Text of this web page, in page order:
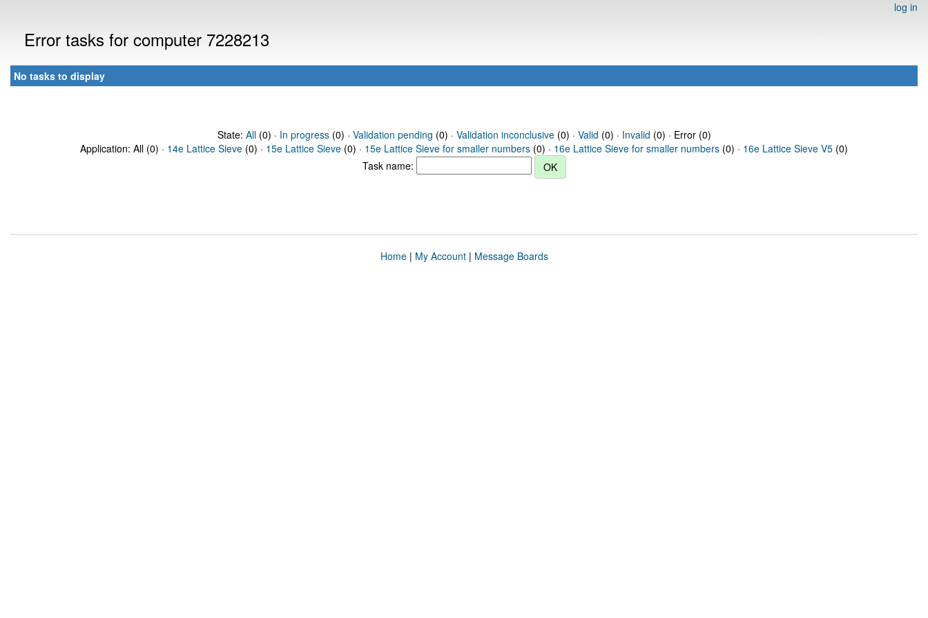
log in
Error tasks for computer 7228213
No tasks to display
State: All(0) · In progress(0) · Validation pending (0) · Validation inconclusive(0) · Valid (0) · Invalid (0) · Error (0)
Application: All (0) · 14e Lattice Sieve (0) · 15e Lattice Sieve (0) · 15e Lattice Sieve for smaller numbers (0) · 16e Lattice Sieve for smaller numbers (0) · 16e Lattice Sieve V5 (0)
Task name:
Home| My Account| Message Boards